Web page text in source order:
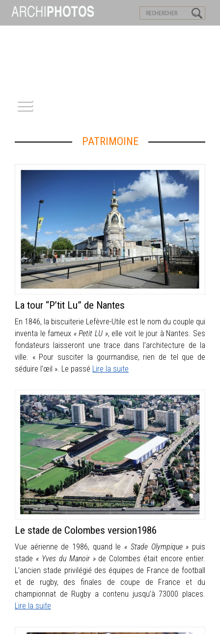
PATRIMOINE
REPORTAGE
INFOS
PORTFOLIO
CONTACT
PATRIMOINE
La tour “P’tit Lu” de Nantes
En 1846, la biscuiterie Lefèvre-Utile est le nom du couple qui
inventa le fameux « Petit LU », elle voit le jour à Nantes. Ses
fondateurs laisseront une trace dans l’architecture de la
ville. « Pour susciter la gourmandise, rien de tel que de
séduire l’œil ». Le passé Lire la suite
Le stade de Colombes version1986
Vue aérienne de 1986, quand le « Stade Olympique » puis
stade « Yves du Manoir »de Colombes était encore entier.
L’ancien stade privilégié des équipes de France de football
et de rugby, des finales de coupe de France et du
championnat de Rugby a contenu jusqu’à 73000 places.
Lire la suite